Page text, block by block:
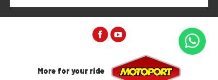
More for your ride